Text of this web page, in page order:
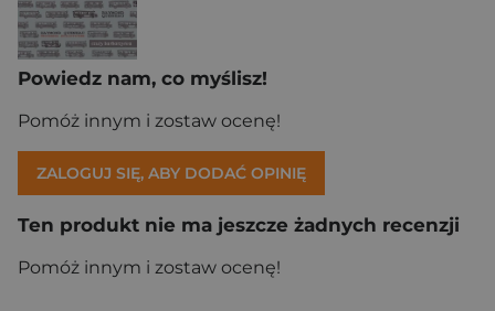
Powiedz nam, co myślisz!
Pomóż innym i zostaw ocenę!
ZALOGUJ SIĘ, ABY DODAĆ OPINIĘ
Ten produkt nie ma jeszcze żadnych recenzji
Pomóż innym i zostaw ocenę!